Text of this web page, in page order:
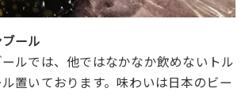
ール
ルでは、他ではなかなか飲めないトル
置いております。味わいは日本のビー